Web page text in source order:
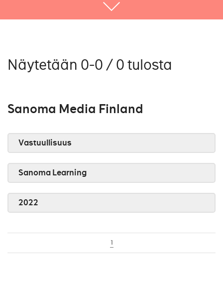
Näytetään 0-0 / 0 tulosta
Sanoma Media Finland
Vastuullisuus
Sanoma Learning
2022
1